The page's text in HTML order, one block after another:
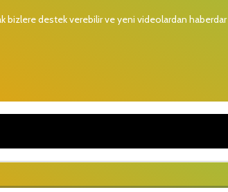
bizlere destek verebilir ve yeni videolardan haberdar